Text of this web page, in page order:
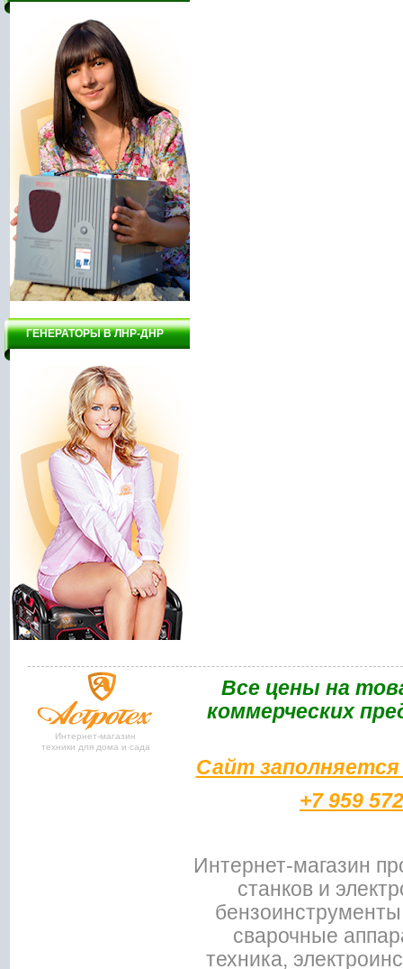
ГЕНЕРАТОРЫ В ЛНР-ДНР
Интернет-магазин
техники для дома и сада
Bce цены на
коммерческих
Сайт
+7 959
Интернет-магазин
станков и
сварочные
техника,